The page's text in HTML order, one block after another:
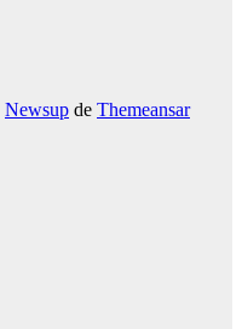
Newsup de Themeansar